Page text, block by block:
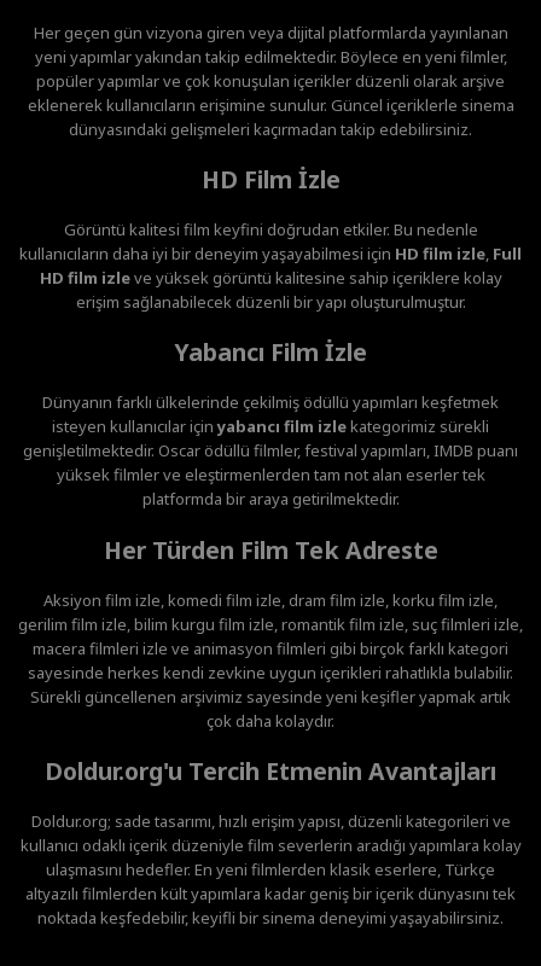
Her geçen gün vizyona giren veya dijital platformlarda yayınlanan
yeni yapımlar yakından takip edilmektedir. Böylece en yeni filmler,
popüler yapımlar ve çok konuşulan içerikler düzenli olarak arşive
eklenerek kullanıcıların erişimine sunulur. Güncel içeriklerle sinema
dünyasındaki gelişmeleri kaçırmadan takip edebilirsiniz.
HD Film İzle
Görüntü kalitesi film keyfini doğrudan etkiler. Bu nedenle
kullanıcıların daha iyi bir deneyim yaşayabilmesi için HD film izle, Full
HD film izleve yüksek görüntü kalitesine sahip içeriklere kolay
erişim sağlanabilecek düzenli bir yapı oluşturulmuştur.
Yabancı Film İzle
Dünyanın farklı ülkelerinde çekilmiş ödüllü yapımları keşfetmek
isteyen kullanıcılar içinyabancı film izlekategorimiz sürekli
genişletilmektedir. Oscar ödüllü filmler, festival yapımları, IMDB puanı
yüksek filmler ve eleştirmenlerden tam not alan eserler tek
platformda bir araya getirilmektedir.
Her Türden Film Tek Adreste
Aksiyon film izle, komedi film izle, dram film izle, korku film izle,
gerilim film izle, bilim kurgu film izle, romantik film izle, suç filmleri izle,
macera filmleri izle ve animasyon filmleri gibi birçok farklı kategori
sayesinde herkes kendi zevkine uygun içerikleri rahatlıkla bulabilir.
Sürekli güncellenen arşivimiz sayesinde yeni keşifler yapmak artık
çok daha kolaydır.
Doldur.org'u Tercih Etmenin Avantajları
Doldur.org; sade tasarımı, hızlı erişim yapısı, düzenli kategorileri ve
kullanıcı odaklı içerik düzeniyle film severlerin aradığı yapımlara kolay
ulaşmasını hedefler. En yeni filmlerden klasik eserlere, Türkçe
altyazılı filmlerden kült yapımlara kadar geniş bir içerik dünyasını tek
noktada keşfedebilir, keyifli bir sinema deneyimi yaşayabilirsiniz.